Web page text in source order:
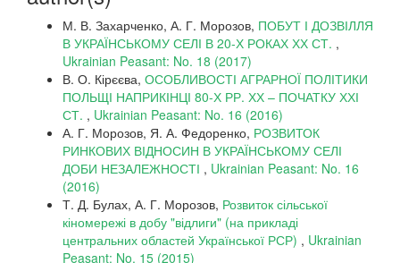
М. В. Захарченко, А. Г. Морозов, ПОБУТ І ДОЗВІЛЛЯ
В УКРАЇНСЬКОМУ СЕЛІ В 20-Х РОКАХ ХХ СТ. ,
Ukrainian Peasant: No. 18 (2017)
В. О. Кірєєва, ОСОБЛИВОСТІ АГРАРНОЇ ПОЛІТИКИ
ПОЛЬЩІ НАПРИКІНЦІ 80-Х РР. ХХ – ПОЧАТКУ ХХІ
СТ. , Ukrainian Peasant: No. 16 (2016)
А. Г. Морозов, Я. А. Федоренко, РОЗВИТОК
РИНКОВИХ ВІДНОСИН В УКРАЇНСЬКОМУ СЕЛІ
ДОБИ НЕЗАЛЕЖНОСТІ , Ukrainian Peasant: No. 16
(2016)
Т. Д. Булах, А. Г. Морозов, Розвиток сільської
кіномережі в добу "відлиги" (на прикладі
центральних областей Української РСР) , Ukrainian
Peasant: No. 15 (2015)